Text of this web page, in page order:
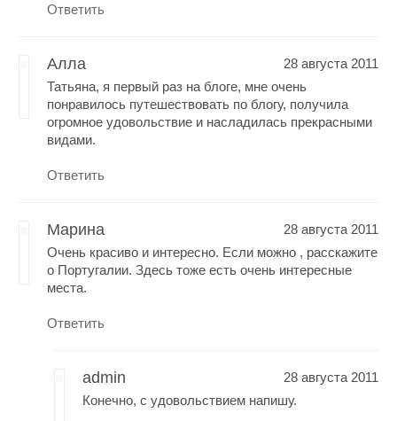
Ответить
Алла
28 августа 2011
Татьяна, я первый раз на блоге, мне очень
понравилось путешествовать по блогу, получила
огромное удовольствие и насладилась прекрасными
видами.
Ответить
Марина
28 августа 2011
Очень красиво и интересно. Если можно , расскажите
о Португалии. Здесь тоже есть очень интересные
места.
Ответить
admin
28 августа 2011
Конечно, с удовольствием напишу.